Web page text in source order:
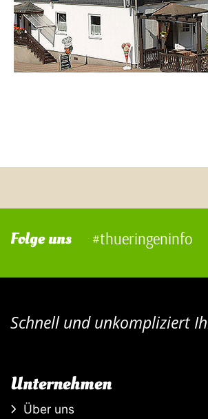
Folge uns #thueringeninfo
Schnell und unkompliziert
Unternehmen
Über uns